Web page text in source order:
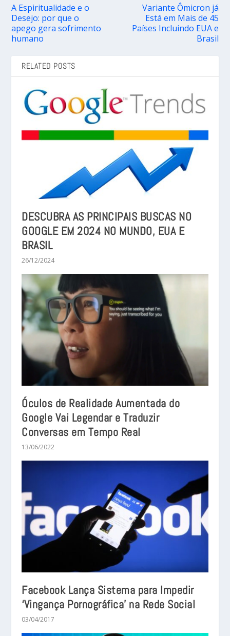
A Espiritualidade e o
Desejo: por que o
apego gera sofrimento
humano
Variante Ômicron já
Está em Mais de 45
Países Incluindo EUA e
Brasil
RELATED POSTS
DESCUBRA AS PRINCIPAIS BUSCAS NO
GOOGLE EM 2024 NO MUNDO, EUA E
BRASIL
26/12/2024
Óculos de Realidade Aumentada do
Google Vai Legendar e Traduzir
Conversas em Tempo Real
13/06/2022
Facebook Lança Sistema para Impedir
‘Vingança Pornográfica’ na Rede Social
03/04/2017